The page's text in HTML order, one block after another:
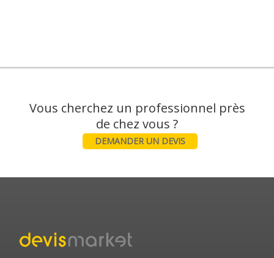
Vous cherchez un professionnel près
DEMANDER UN DEVIS